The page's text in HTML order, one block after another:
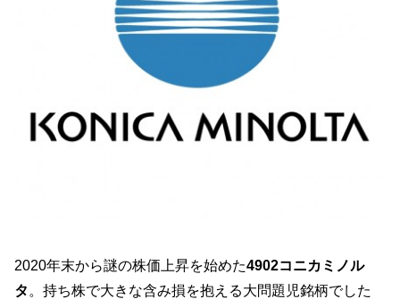
2020年末から謎の株価上昇を始めた4902コニカミノル
タ 。持ち株で大きな含み損を抱える大問題児銘柄でした